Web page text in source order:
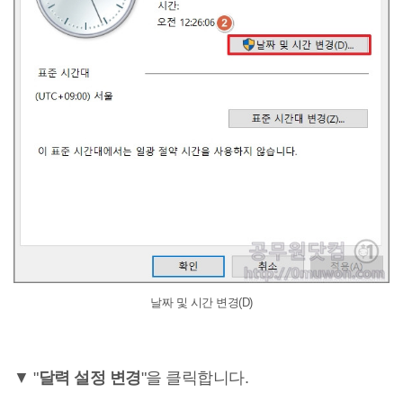
날짜 및 시간 변경(D)
▼ "달력 설정 변경"을 클릭합니다.